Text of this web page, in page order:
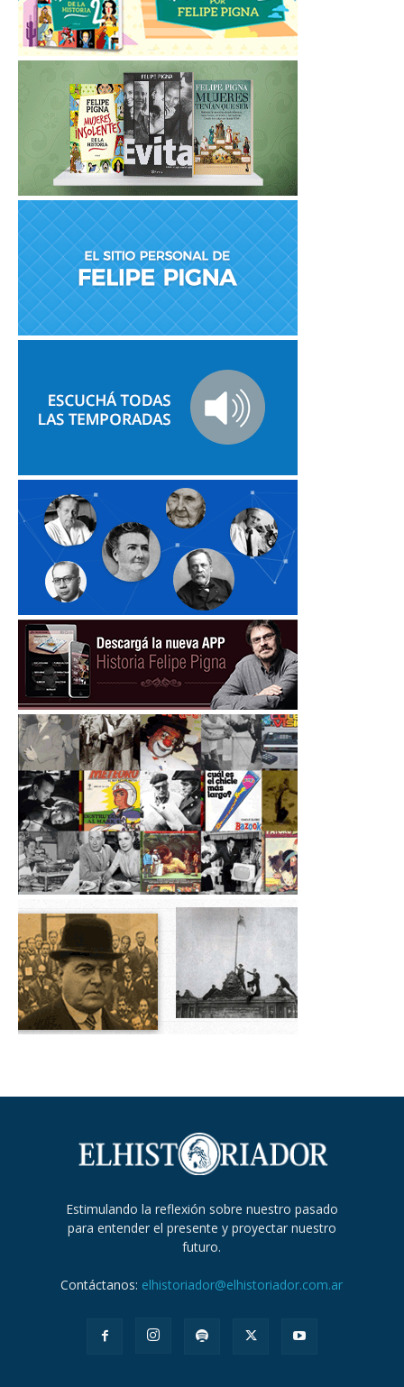
Estimulando la reflexión sobre nuestro pasado
para entender el presente y proyectar nuestro
futuro.
Contáctanos: elhistoriador@elhistoriador.com.ar